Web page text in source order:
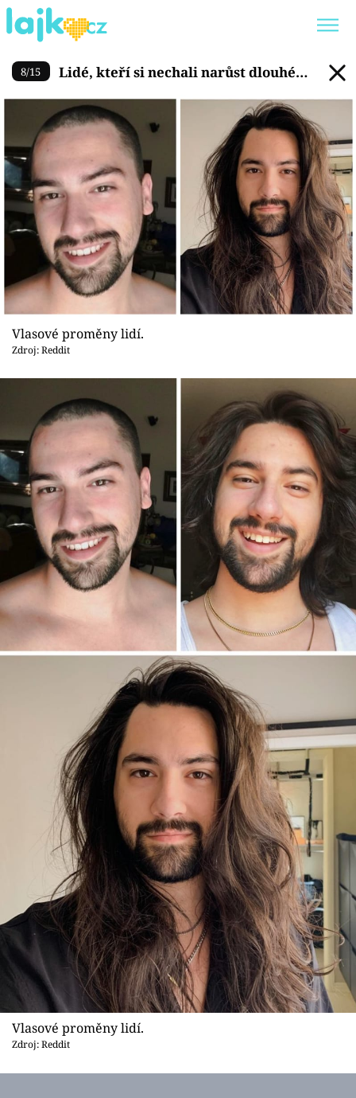
Trendy: KARLOS VÉMOLA
ONLYFANS
SHOPAHOLICADEL
CLASH OF THE STARS
Témata
Showbyznys
Youtubeři
Virály
Sex a vztahy
Videa
Sledujte prima+
Přihlášení
Sledujte nás
Lidé, kteří si nechali narůst
8/15
Lidé, kteří si nechali narůst dlouhé
Vlasové proměny lidí.
Zdroj: Reddit
Vlasové proměny lidí.
Zdroj: Reddit